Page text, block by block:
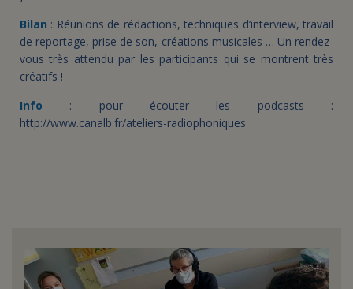
Bilan : Réunions de rédactions, techniques d’interview, travail
de reportage, prise de son, créations musicales … Un rendez-
vous très attendu par les participants qui se montrent très
créatifs !
Info : pour écouter les podcasts :
http://www.canalb.fr/ateliers-radiophoniques